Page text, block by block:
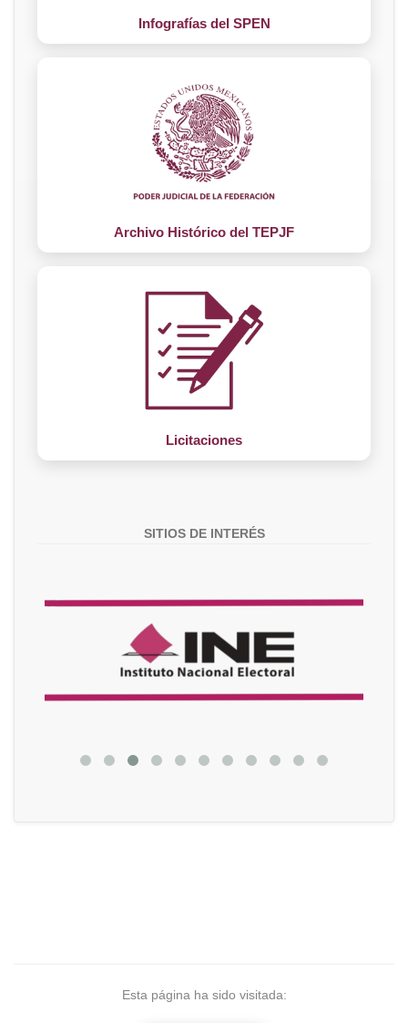
Infografías del SPEN
Archivo Histórico del TEPJF
Licitaciones
SITIOS DE INTERÉS
Esta página ha sido visitada: